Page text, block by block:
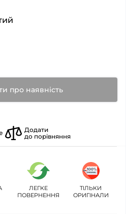
про наявність
Додати
до порівняння
ЛЕГКЕ
ПОВЕРНЕННЯ
ТІЛЬКИ
ОРИГІНАЛИ